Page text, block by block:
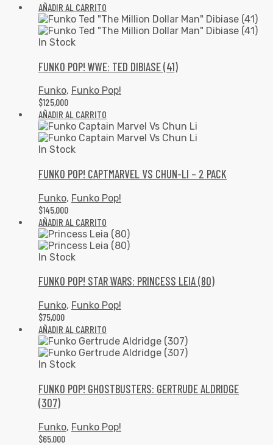
AÑADIR AL CARRITO
In Stock
FUNKO POP! WWE: TED DIBIASE (41)
Funko, Funko Pop!
$125,000
AÑADIR AL CARRITO
In Stock
FUNKO POP! CAPTMARVEL VS CHUN-LI – 2 PACK
Funko, Funko Pop!
$145,000
AÑADIR AL CARRITO
In Stock
FUNKO POP! STAR WARS: PRINCESS LEIA (80)
Funko, Funko Pop!
$75,000
AÑADIR AL CARRITO
In Stock
FUNKO POP! GHOSTBUSTERS: GERTRUDE ALDRIDGE
(307)
Funko, Funko Pop!
$65,000